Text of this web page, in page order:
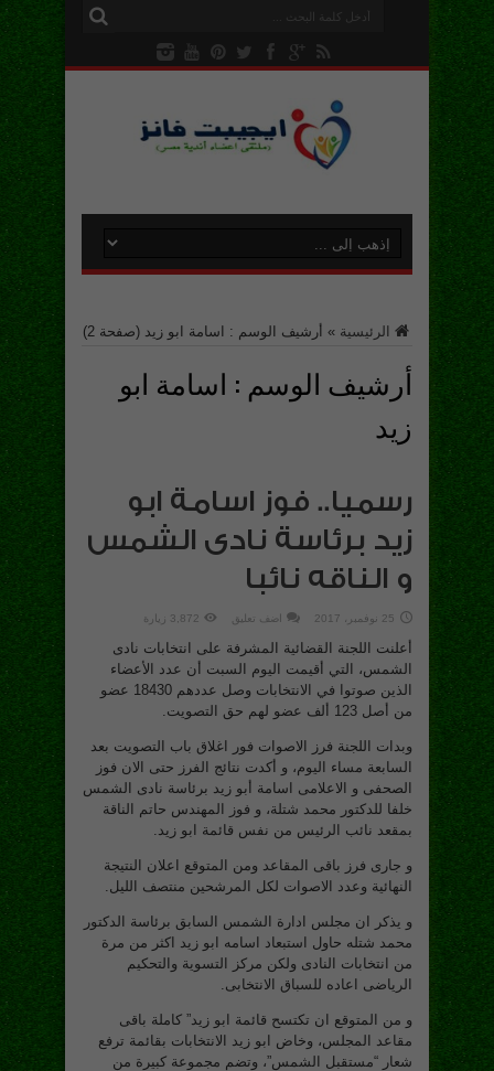
الرئيسية » أرشيف الوسم : اسامة ابو زيد (صفحة 2)
أرشيف الوسم : اسامة ابو
زيد
رسميا.. فوز اسامة ابو
زيد برئاسة نادى الشمس
و الناقه نائبا
25 نوفمبر، 2017 اضف تعليق 3,872 زيارة
أعلنت اللجنة القضائية المشرفة على انتخابات نادى
الشمس، التي أقيمت اليوم السبت أن عدد الأعضاء
الذين صوتوا في الانتخابات وصل عددهم 18430 عضو
من أصل 123 ألف عضو لهم حق التصويت.
وبدات اللجنة فرز الاصوات فور اغلاق باب التصويت بعد
السابعة مساء اليوم، و أكدت نتائج الفرز حتى الان فوز
الصحفى و الاعلامى اسامة أبو زيد برئاسة نادى الشمس
خلفا للدكتور محمد شتلة، و فوز المهندس حاتم الناقة
بمقعد نائب الرئيس من نفس قائمة ابو زيد.
و جارى فرز باقى المقاعد ومن المتوقع اعلان النتيجة
النهائية وعدد الاصوات لكل المرشحين منتصف الليل.
و يذكر ان مجلس ادارة الشمس السابق برئاسة الدكتور
محمد شتله حاول استبعاد اسامه ابو زيد اكثر من مرة
من انتخابات النادى ولكن مركز التسوية والتحكيم
الرياضى اعاده للسباق الانتخابى.
و من المتوقع ان تكتسح قائمة ابو زيد” كاملة باقى
مقاعد المجلس، وخاض ابو زيد الانتخابات بقائمة ترفع
شعار “مستقبل الشمس”، وتضم مجموعة كبيرة من